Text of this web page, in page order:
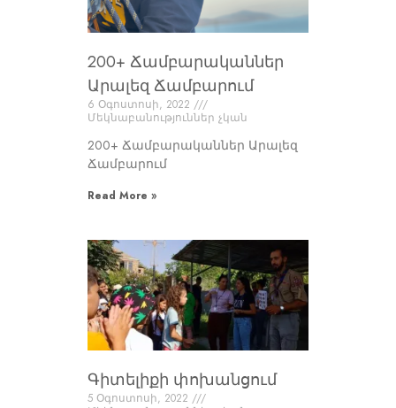
200+ Ճամբարականներ
Արալեզ Ճամբարում
6 Օգոստոսի, 2022
Մեկնաբանություններ չկան
200+ Ճամբարականներ Արալեզ
Ճամբարում
Read More »
Գիտելիքի փոխանցում
5 Օգոստոսի, 2022